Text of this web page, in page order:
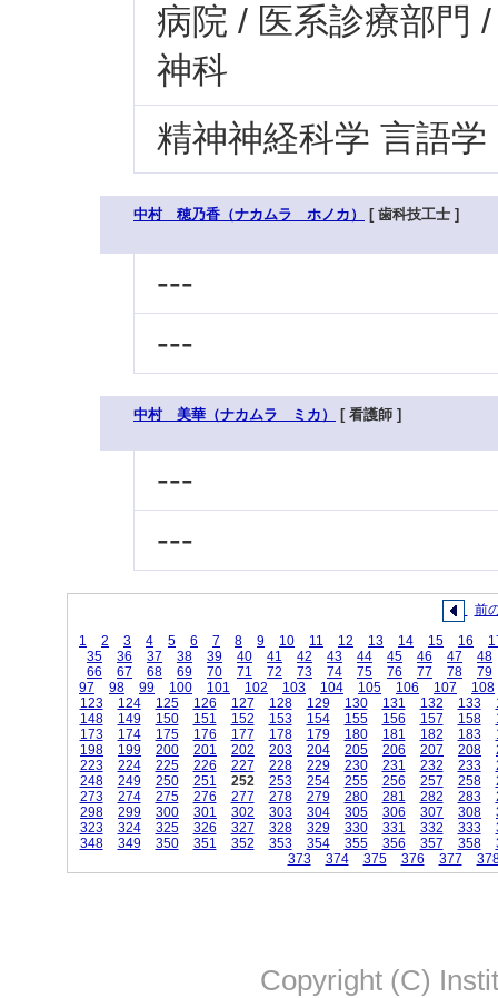
病院 / 医系診療部門
神科
精神神経科学 言語学
中村 穂乃香（ナカムラ ホノカ） [ 歯科技工士 ]
---
---
中村 美華（ナカムラ ミカ） [ 看護師 ]
---
---
前
1
2 3 4 5 6 7 8 9 10 11 12 13 14 15 16
35
36 37 38 39 40 41 42 43 44 45 46 47
48
66
67 68 69 70 71 72 73 74 75 76 77 78
79
97
98 99 100 101 102 103 104 105 106 107
108
123
124 125 126 127 128 129 130 131 132 133
148
149 150 151 152 153 154 155 156 157 158
173
174 175 176 177 178 179 180 181 182 183
198
199 200 201 202 203 204 205 206 207 208
223
224 225 226 227 228 229 230 231 232 233
248
249 250 251 252 253 254 255 256 257 258
273
274 275 276 277 278 279 280 281 282 283
298
299 300 301 302 303 304 305 306 307 308
323
324 325 326 327 328 329 330 331 332 333
348
349 350 351 352 353 354 355 356 357 358
373
374 375 376 377
Copyright (C)